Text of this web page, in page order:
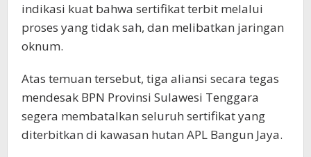
indikasi kuat bahwa sertifikat terbit melalui
proses yang tidak sah, dan melibatkan jaringan
oknum.
Atas temuan tersebut, tiga aliansi secara tegas
mendesak BPN Provinsi Sulawesi Tenggara
segera membatalkan seluruh sertifikat yang
diterbitkan di kawasan hutan APL Bangun Jaya.